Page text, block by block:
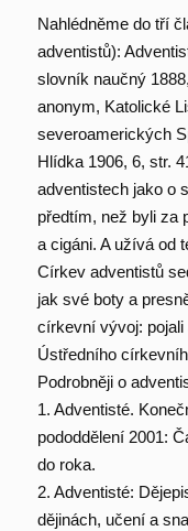
Nahlédněme do tří
adventistů):
slovník naučný
anonym, Katolické
severoamerických
Hlídka 1906, 6, str.
adventistech jako o
předtím, než byli za
a cigáni. A užívá od
Církev adventistů
jak své boty a
církevní vývoj: pojali
Ústředního
Podrobněji o
1. Adventisté.
pododdělení 2001:
do roka.
2. Adventisté:
dějinách, učení a